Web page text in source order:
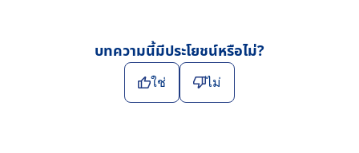
บทความนี้มีประโยชน์หรือไม่?
ใช่ ไม่